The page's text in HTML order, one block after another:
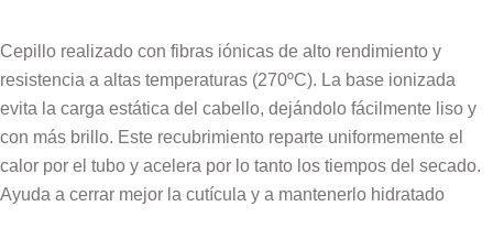
Cepillo realizado con fibras iónicas de alto rendimiento y
resistencia a altas temperaturas (270ºC). La base ionizada
evita la carga estática del cabello, dejándolo fácilmente liso y
con más brillo. Este recubrimiento reparte uniformemente el
calor por el tubo y acelera por lo tanto los tiempos del secado.
Ayuda a cerrar mejor la cutícula y a mantenerlo hidratado